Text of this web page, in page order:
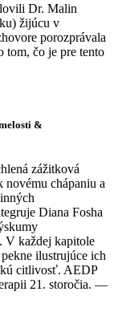
Dr. Malin
žijúcu v
porozprávala
tom, čo je pre tento
&
zážitková
novému chápaniu a
Diana Fosha
V každej kapitole
ilustrujúce ich
citlivosť. AEDP
21. storočia. —